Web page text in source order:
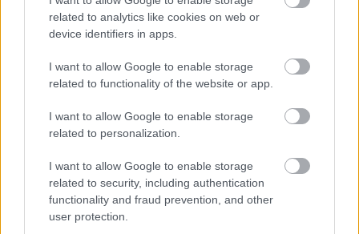
related to analytics like cookies on web or
device identifiers in apps.
I want to allow Google to enable storage
related to functionality of the website or app.
I want to allow Google to enable storage
related to personalization.
I want to allow Google to enable storage
related to security, including authentication
functionality and fraud prevention, and other
user protection.
teljesítménye, ami miatt minden elismerés
megilleti a VR46-ot is. Marc szokatlan
nehézségekkel nézett szembe: védekező
üzemmódban motorozott, miközben a tempóval
és a motor bizonytalanságával küszködött.
Ennek ellenére hatalmas elszántságról tett
tanúbizonyságot, agresszívan ment, hogy
kiaknázza a lehetőségeit. Azonban a vasárnapi
korlátok leküzdésére még a bajnokokra jellemző